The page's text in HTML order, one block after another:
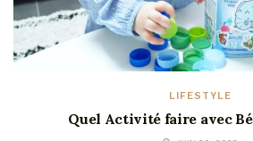
LIFESTYLE
Quel Activité faire avec